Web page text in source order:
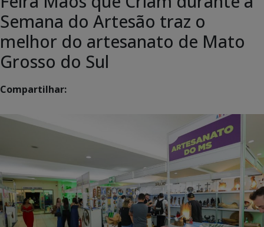
Semana do Artesão traz o
melhor do artesanato de Mato
Grosso do Sul
Compartilhar: